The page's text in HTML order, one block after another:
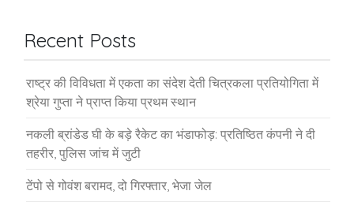
Recent Posts
राष्ट्र की विविधता में एकता का संदेश देती चित्रकला प्रतियोगिता में
श्रेया गुप्ता ने प्राप्त किया प्रथम स्थान
नकली ब्रांडेड घी के बड़े रैकेट का भंडाफोड़: प्रतिष्ठित कंपनी ने दी
तहरीर, पुलिस जांच में जुटी
टेंपो से गोवंश बरामद, दो गिरफ्तार, भेजा जेल